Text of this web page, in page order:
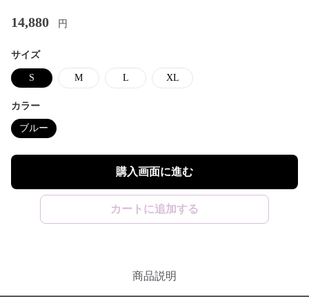
14,880 円
サイズ
S M L XL
カラー
ブルー
購入画面に進む
カートに追加する
商品説明